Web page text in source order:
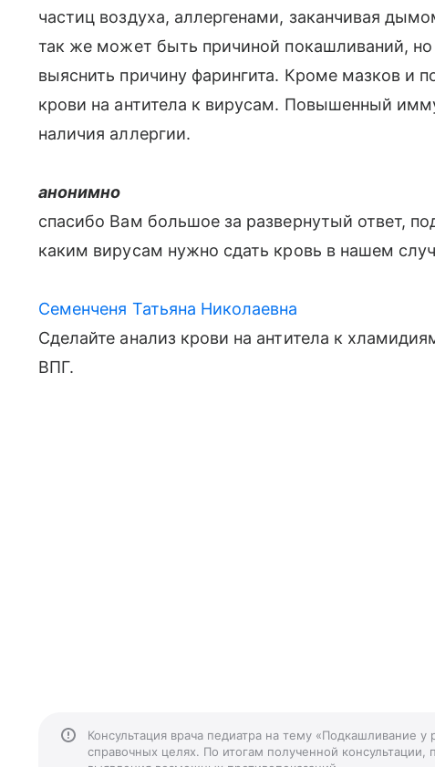
частиц воздуха, аллергенами, заканчивая
так же может быть причиной покашливаний, но
выяснить причину фарингита. Кроме мазков и
крови на антитела к вирусам. Повышенный
наличия аллергии.
анонимно
спасибо Вам большое за развернутый ответ,
каким вирусам нужно сдать кровь в нашем
Семенченя Татьяна Николаевна
Сделайте анализ крови на антитела к
ВПГ.
Консультация врача педиатра на тему «Подкашливание
справочных целях. По итогам полученной консультации,